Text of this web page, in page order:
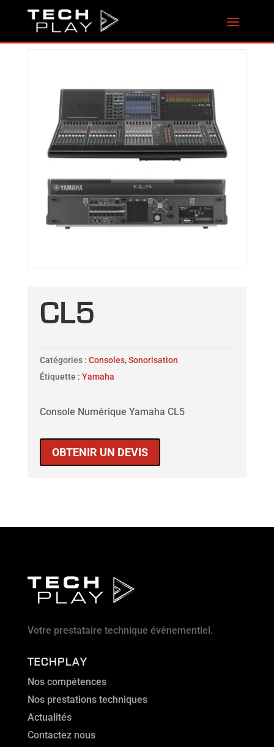
CL5
Catégories : Consoles,Sonorisation
Étiquette : Yamaha
Console Numérique Yamaha CL5
OBTENIR UN DEVIS
Votre prestataire technique événementiel.
TECHPLAY
Nos compétences
Nos prestations techniques
Actualités
Contactez nous